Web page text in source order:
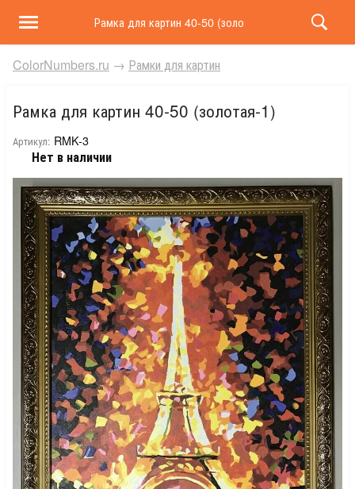
Рамка для картин 40-50 (золотая-1)
ColorNumbers.ru → Рамки для картин
Рамка для картин 40-50 (золотая-1)
Артикул: RMK-3
Нет в наличии